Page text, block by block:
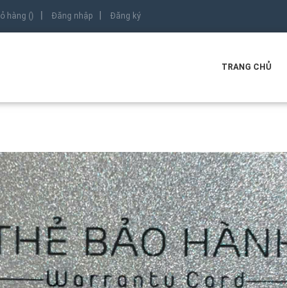
hàng () Đăng nhập Đăng ký
TRANG CHỦ